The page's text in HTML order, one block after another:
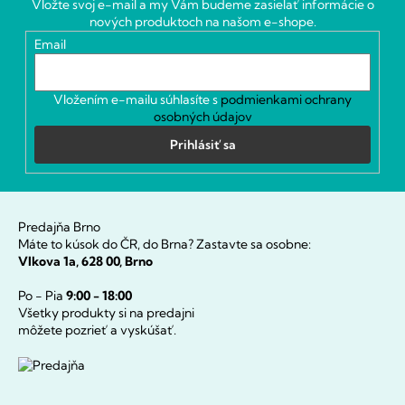
Vložte svoj e-mail a my Vám budeme zasielať informácie o
nových produktoch na našom e-shope.
Email
Vložením e-mailu súhlasíte s podmienkami ochrany
osobných údajov
Prihlásiť sa
Predajňa Brno
Máte to kúsok do ČR, do Brna? Zastavte sa osobne:
Vlkova 1a, 628 00, Brno
Po - Pia 9:00 - 18:00
Všetky produkty si na predajni
môžete pozrieť a vyskúšať.